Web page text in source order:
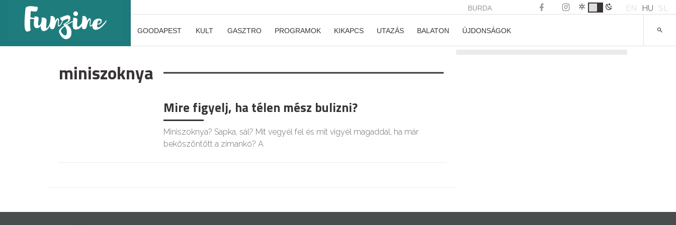
BURDA EN HU SL
GOODAPEST KULT GASZTRO PROGRAMOK KIKAPCS UTAZÁS BALATON ÚJDONSÁGOK
miniszoknya
Mire figyelj, ha télen mész bulizni?
Miniszoknya? Sapka, sál? Mit vegyél fel és mit vigyél magaddal, ha már
beköszöntött a zimankó? A